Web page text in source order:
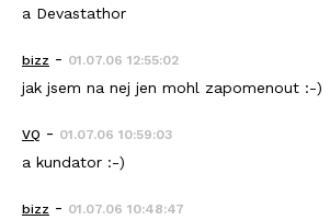
a Devastathor
bizz - 01.07.06 12:55:02
jak jsem na nej jen mohl zapomenout :-)
VQ - 01.07.06 10:59:03
a kundator :-)
bizz - 01.07.06 10:48:47